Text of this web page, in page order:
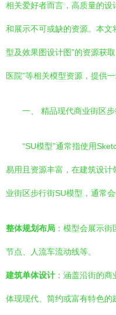
相关爱好者而言，高质量的
和展示不可或缺的资源。本文
型及效果图设计图”的资源获
医院”等相关模型资源，提供一
一、 精品现代商业街区
“SU模型”通常指使用
易用且资源丰富，在建筑设
业街区步行街SU模型，通常
整体规划布局 ：模型会展示
节点、人流车流动线等。
建筑单体设计 ：涵盖沿街的
体现现代、简约或富有特色的